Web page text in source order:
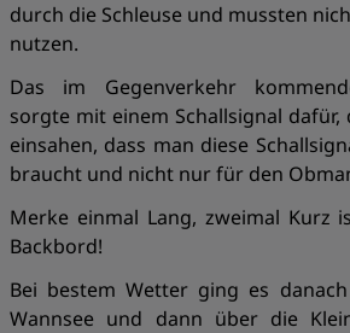
durch die Schleuse und mussten
nutzen.
Das im Gegenverkehr
sorgte mit einem Schallsignal dafür,
einsahen, dass man diese
braucht und nicht nur für den
Merke einmal Lang, zweimal Kurz
Backbord!
Bei bestem Wetter ging es
Wannsee und dann über die